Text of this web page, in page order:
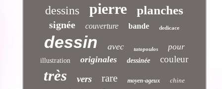
dessins pierre planches
signée couverture bande dedicace
dessin avec tatopoulos pour
illustration originales dessinée couleur
très vers rare moyen-ageux chine